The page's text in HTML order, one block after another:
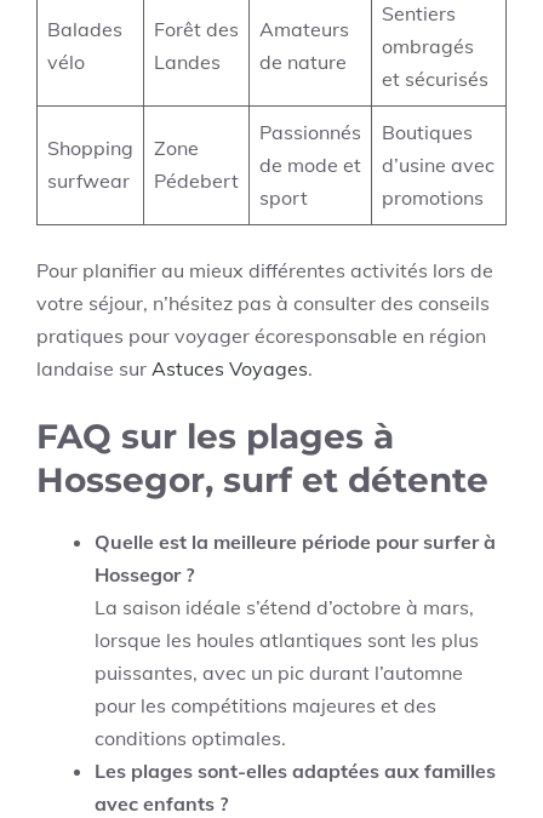
Balades
vélo
Forêt des
Landes
Amateurs
de nature
Sentiers
ombragés
et sécurisés
Shopping
surfwear
Zone
Pédebert
Passionnés
de mode et
sport
Boutiques
d’usine avec
promotions
Pour planifier au mieux différentes activités lors de
votre séjour, n’hésitez pas à consulter des conseils
pratiques pour voyager écoresponsable en région
landaise sur Astuces Voyages.
FAQ sur les plages à
Hossegor, surf et détente
Quelle est la meilleure période pour surfer à
Hossegor ?
La saison idéale s’étend d’octobre à mars,
lorsque les houles atlantiques sont les plus
puissantes, avec un pic durant l’automne
pour les compétitions majeures et des
conditions optimales.
Les plages sont-elles adaptées aux familles
avec enfants ?